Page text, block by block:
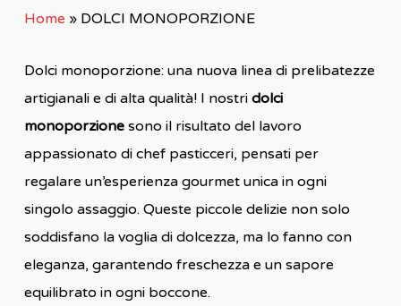
Home » DOLCI MONOPORZIONE
Dolci monoporzione: una nuova linea di prelibatezze
artigianali e di alta qualità! I nostri dolci
monoporzionesono il risultato del lavoro
appassionato di chef pasticceri, pensati per
regalare un’esperienza gourmet unica in ogni
singolo assaggio. Queste piccole delizie non solo
soddisfano la voglia di dolcezza, ma lo fanno con
eleganza, garantendo freschezza e un sapore
equilibrato in ogni boccone.